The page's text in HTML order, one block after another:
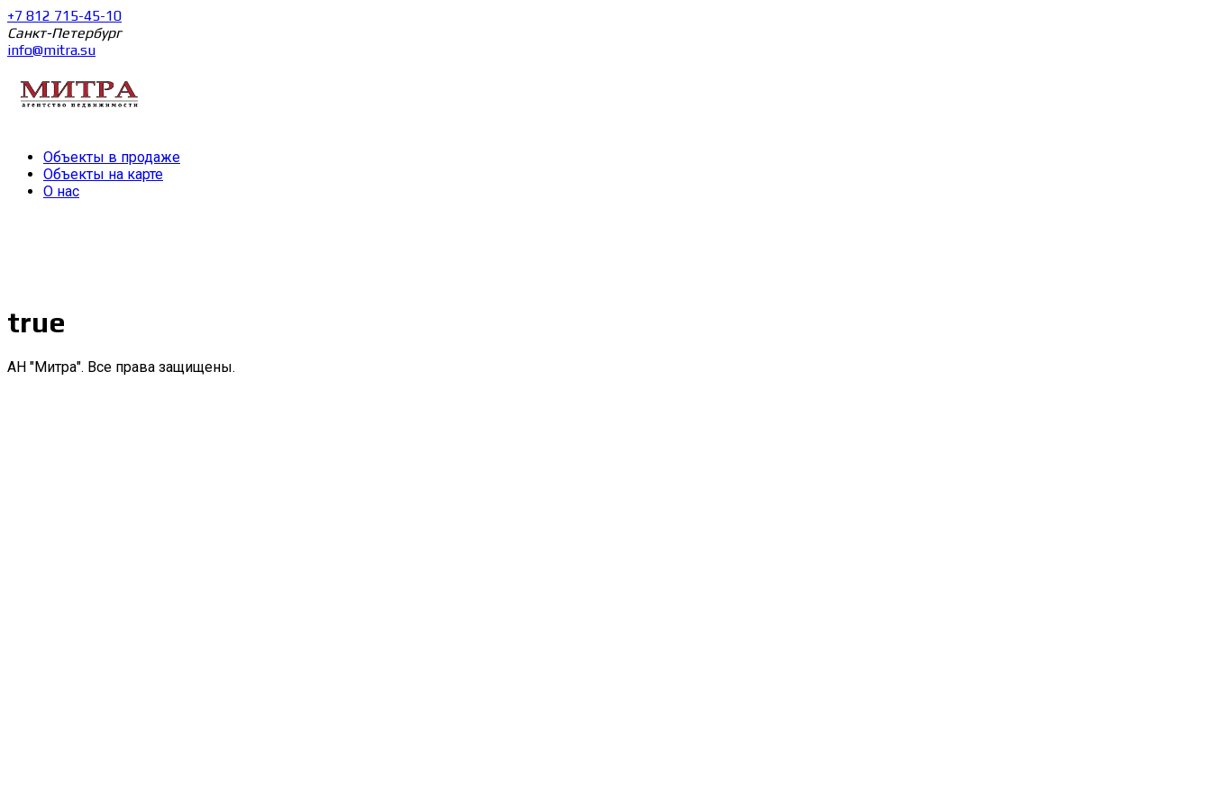
+7 812 715-45-10
Санкт-Петербург
info@mitra.su
Объекты в продаже
Объекты на карте
О нас
true
АН "Митра". Все права защищены.